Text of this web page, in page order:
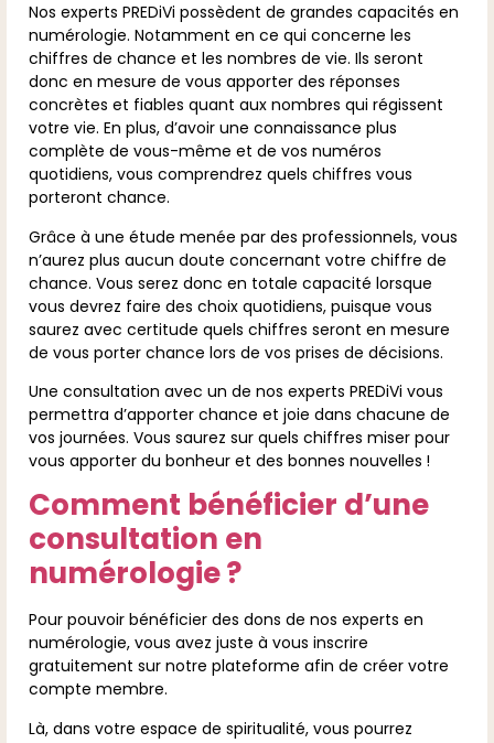
Nos experts PREDiVi possèdent de grandes capacités en
numérologie. Notamment en ce qui concerne les
chiffres de chance et les nombres de vie. Ils seront
donc en mesure de vous apporter des réponses
concrètes et fiables quant aux nombres qui régissent
votre vie. En plus, d’avoir une connaissance plus
complète de vous-même et de vos numéros
quotidiens, vous comprendrez quels chiffres vous
porteront chance.
Grâce à une étude menée par des professionnels, vous
n’aurez plus aucun doute concernant votre chiffre de
chance. Vous serez donc en totale capacité lorsque
vous devrez faire des choix quotidiens, puisque vous
saurez avec certitude quels chiffres seront en mesure
de vous porter chance lors de vos prises de décisions.
Une consultation avec un de nos experts PREDiVi vous
permettra d’apporter chance et joie dans chacune de
vos journées. Vous saurez sur quels chiffres miser pour
vous apporter du bonheur et des bonnes nouvelles !
Comment bénéficier d’une
consultation en
numérologie ?
Pour pouvoir bénéficier des dons de nos experts en
numérologie, vous avez juste à vous inscrire
gratuitement sur notre plateforme afin de créer votre
compte membre.
Là, dans votre espace de spiritualité, vous pourrez